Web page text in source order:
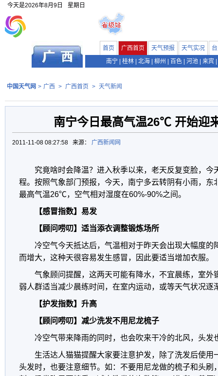
今天是2026年8月9日 星期日
首页 广西首页 天气预报 天气实况
南宁
桂林 北海 柳州 百色 河池 来宾
中国天气网 > 广西 > 广西首页 > 天气新闻
南宁今日最高气温26℃ 开始迎
2011-11-08 08:27:58 来源： 广西新闻网
究竟啥时会降温？进入秋季以来，老天反复变脸，今
程。按照气象部门预报，今天，南宁多云转阴有小雨，
最高气温26℃，空气相对湿度在60%-90%之间。
【感冒指数】易发
【顾问唠叨】适当添衣调整锻炼场所
冷空气今天抵达后，气温相对于昨天会出现大幅度的
而增大，这种天很容易发生感冒，因此要适当增加衣服。
气象顾问提醒，这两天可能有降水，不宜晨练，室外
弱人群适当减少晨练时间，在室内运动，或等天气状况逐
【护发指数】升高
【顾问唠叨】减少洗发不用尼龙梳子
冷空气带来降雨的同时，也会吹来干冷的北风，头发
生活达人猫猫提醒大家要注意护发，除了洗发后使用
头发时，也要注意细节。如：不要用尼龙做的梳子和头刷